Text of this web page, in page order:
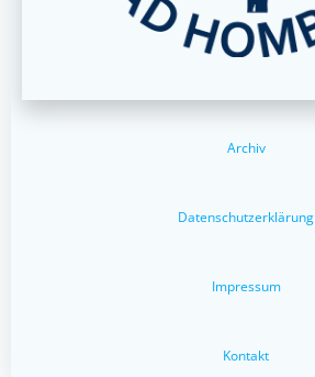
Archiv
Datenschutzerklärung
Impressum
Kontakt